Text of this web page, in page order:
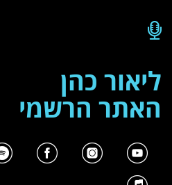
ליאור כהן
האתר הרשמי